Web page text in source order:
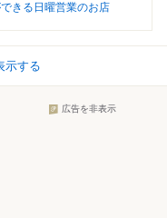
きる日曜営業のお店
示する
広告を非表示